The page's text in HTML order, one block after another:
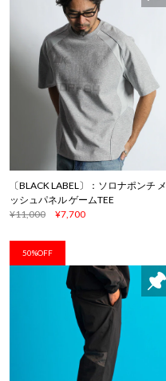
〔BLACK LABEL〕：ソロナポンチ メ
ッシュパネル ゲームTEE
¥11,000
¥7,700
50%OFF